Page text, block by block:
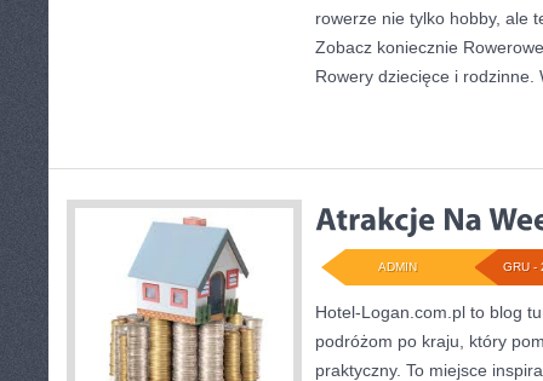
rowerze nie tylko hobby, ale
Zobacz koniecznie
Rowery dziecięce i rodzinne.
GRU -
ADMIN
Hotel-Logan.com.pl to blog
podróżom po kraju, który
praktyczny. To miejsce